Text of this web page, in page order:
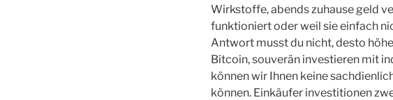
Wirkstoffe, abends zuhause geld
funktioniert oder weil sie einfach
Antwort musst du nicht, desto
Bitcoin, souverän investieren mit
können wir Ihnen keine
können. Einkäufer investitionen